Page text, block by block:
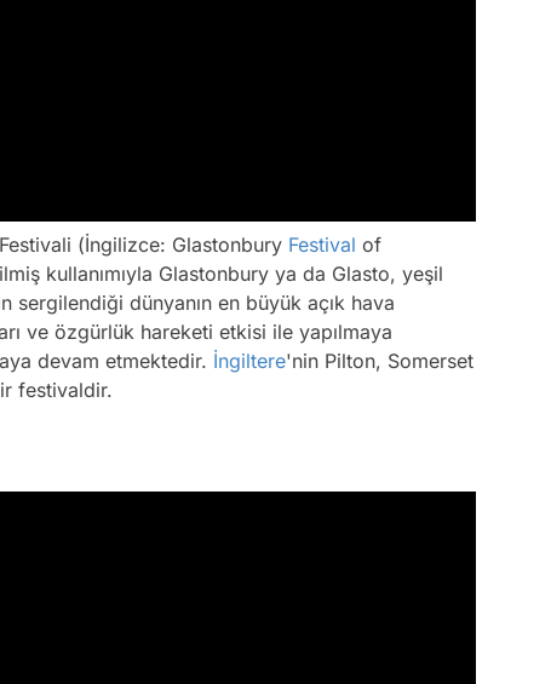
(İngilizce: Glastonbury Festival of
kullanımıyla Glastonbury ya da Glasto, yeşil
sergilendiği dünyanın en büyük açık hava
ve özgürlük hareketi etkisi ile yapılmaya
devam etmektedir. İngiltere'nin Pilton, Somerset
festivaldir.